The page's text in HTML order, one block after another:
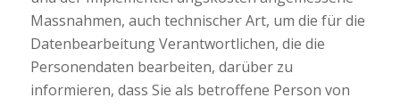
Massnahmen, auch technischer Art, um die für die
Datenbearbeitung Verantwortlichen, die die
Personendaten bearbeiten, darüber zu
informieren, dass Sie als betroffene Person von